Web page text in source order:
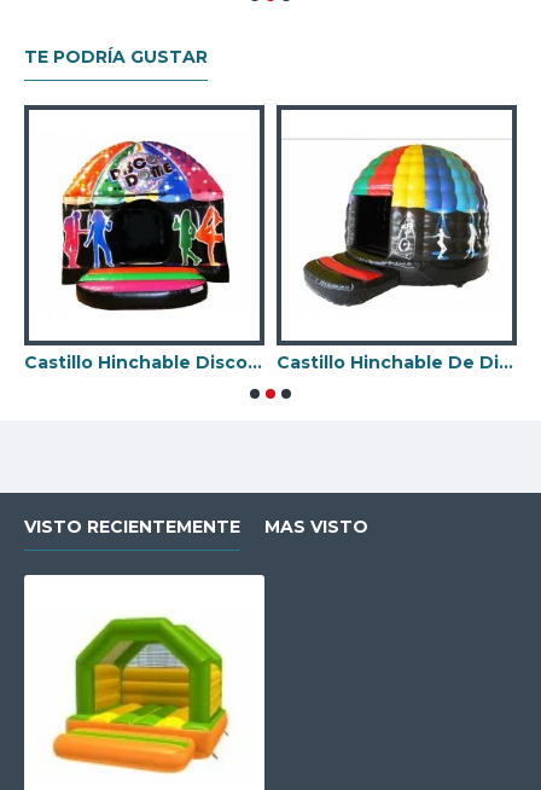
TE PODRÍA GUSTAR
Castillo Hinchable Disco Club Castillo Hinchable De Discoteca
VISTO RECIENTEMENTE MAS VISTO